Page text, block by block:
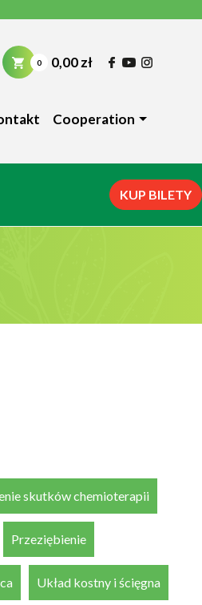
0 0,00 zł
Cooperation
KUP BILETY
skutków chemioterapii
Przeziębienie
Układ kostny i ścięgna